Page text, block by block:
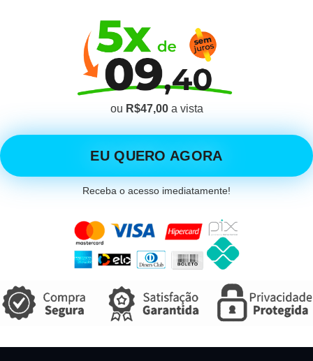
ou R$47,00a vista
EU QUERO AGORA
Receba o acesso imediatamente!